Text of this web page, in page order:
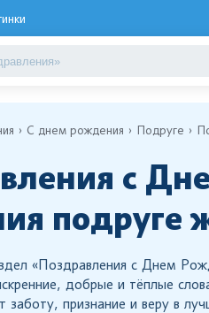
С днем рождения Подруге
с
подруге
«Поздравления с Днем
добрые и тёплые
заботу, признание и веру в